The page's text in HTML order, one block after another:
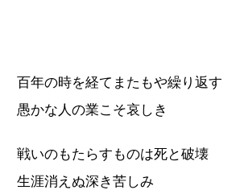
百年の時を経てまたもや繰り返す
愚かな人の業こそ哀しき
戦いのもたらすものは死と破壊
生涯消えぬ深き苦しみ